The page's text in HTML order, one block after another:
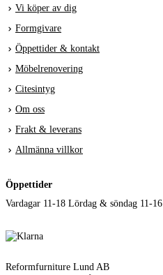
Vi köper av dig
Formgivare
Öppettider & kontakt
Möbelrenovering
Citesintyg
Om oss
Frakt & leverans
Allmänna villkor
Öppettider
Vardagar 11-18 Lördag & söndag 11-16
Reformfurniture Lund AB